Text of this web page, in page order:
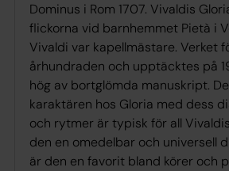
Dominus i Rom 1707. Vivaldis
flickorna vid barnhemmet Pietà i
Vivaldi var kapellmästare. Verket
århundraden och upptäcktes på
hög av bortglömda manuskript.
karaktären hos Gloria med dess
och rytmer är typisk för all
den en omedelbar och universell
är den en favorit bland körer och